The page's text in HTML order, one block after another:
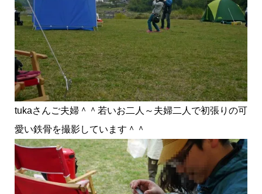
tukaさんご夫婦＾＾若いお二人～夫婦二人で初張りの可
愛い鉄骨を撮影しています＾＾